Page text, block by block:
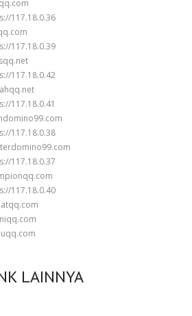
117.18.0.36
117.18.0.39
117.18.0.42
117.18.0.41
117.18.0.38
117.18.0.37
117.18.0.40
LAINNYA